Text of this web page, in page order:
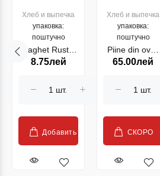
Хлеб и выпечка
упаковка:
поштучно
Baghet Rustic
200gr
8.75лей
Добавить
Хлеб и выпечка
упаковка:
поштучно
Piine din ovaz
cu semine Pure
Mestemacherl,
65.00лей
СКОРО